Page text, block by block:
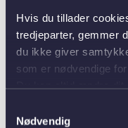
Hvis du tillader
tredjeparter, gemmer
du ikke giver
som er nødvendige
Nødvendig